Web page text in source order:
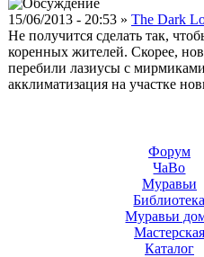
15/06/2013 - 20:53 » The Dark
Не получится сделать так,
коренных жителей. Скорее,
перебили лазиусы с
акклиматизация на участке
Форум
ЧаВо
Муравьи
Муравьи
Мастерская
Каталог